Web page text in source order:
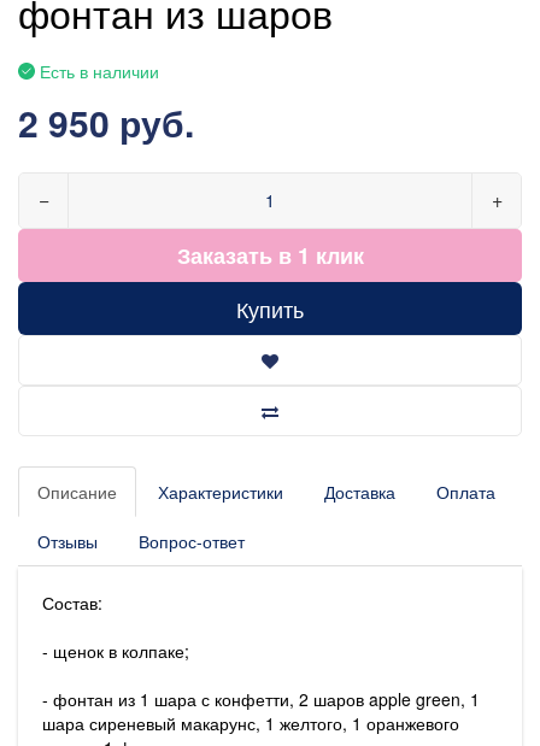
фонтан из шаров
Есть в наличии
2 950 руб.
− +
Заказать в 1 клик
Купить
Описание Характеристики Доставка Оплата
Отзывы Вопрос-ответ
Состав:
- щенок в колпаке;
- фонтан из 1 шара с конфетти, 2 шаров apple green, 1
шара сиреневый макарунс, 1 желтого, 1 оранжевого